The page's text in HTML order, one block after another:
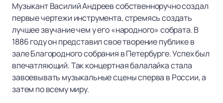
Музыкант Василий Андреев собственноручно создал
первые чертежи инструмента, стремясь создать
лучшее звучание чем у его «народного» собрата. В
1886 году он представил свое творение публике в
зале Благородного собрания в Петербурге. Успех был
впечатляющий. Так концертная балалайка стала
завоевывать музыкальные сцены сперва в России, а
затем по всему миру.